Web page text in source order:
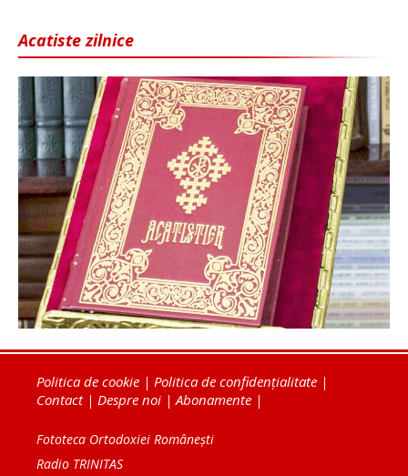
Acatiste zilnice
Politica de cookie | Politica de confidențialitate |
Contact| Despre noi | Abonamente |
Fototeca Ortodoxiei Românești
Radio TRINITAS